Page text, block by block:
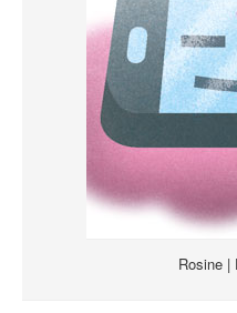
Rosine |